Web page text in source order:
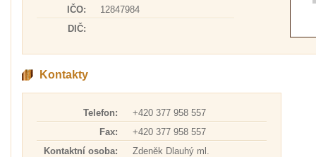
IČO:
12847984
DIČ:
Kontakty
Telefon:
+420 377 958 557
Fax:
+420 377 958 557
Kontaktní osoba:
Zdeněk Dlauhý ml.